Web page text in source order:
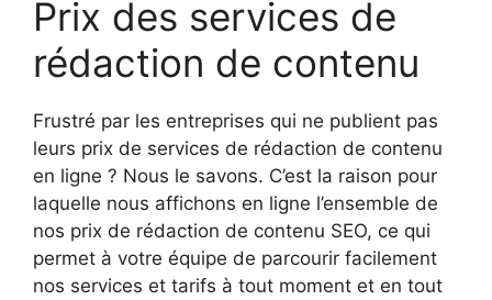
Prix des services de
rédaction de contenu
Frustré par les entreprises qui ne publient pas
leurs prix de services de rédaction de contenu
en ligne ? Nous le savons. C’est la raison pour
laquelle nous affichons en ligne l’ensemble de
nos prix de rédaction de contenu SEO, ce qui
permet à votre équipe de parcourir facilement
nos services et tarifs à tout moment et en tout